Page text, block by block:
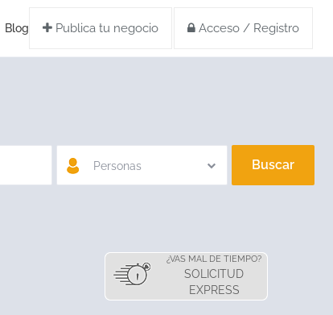
Publica tu negocio Acceso / Registro
Blog
Personas Buscar
¿VAS MAL DE TIEMPO?
SOLICITUD
EXPRESS